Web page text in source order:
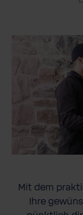
Mit dem
Ihre